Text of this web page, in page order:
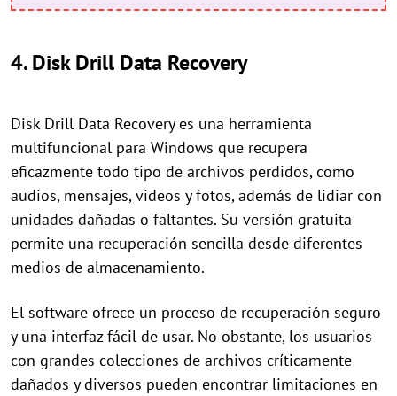
4. Disk Drill Data Recovery
Disk Drill Data Recovery es una herramienta
multifuncional para Windows que recupera
eficazmente todo tipo de archivos perdidos, como
audios, mensajes, videos y fotos, además de lidiar con
unidades dañadas o faltantes. Su versión gratuita
permite una recuperación sencilla desde diferentes
medios de almacenamiento.
El software ofrece un proceso de recuperación seguro
y una interfaz fácil de usar. No obstante, los usuarios
con grandes colecciones de archivos críticamente
dañados y diversos pueden encontrar limitaciones en